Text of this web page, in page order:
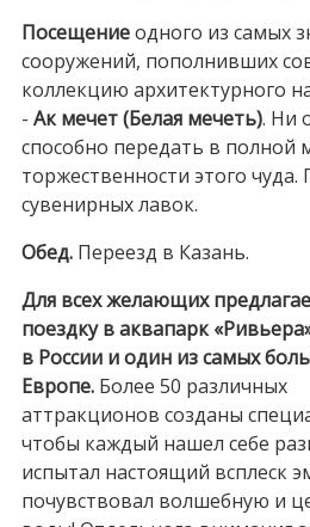
Посещениеодного из самых
сооружений, пополнивших
коллекцию архитектурного
- Ак мечет (Белая мечеть). Ни
способно передать в полной
торжественности этого
сувенирных лавок.
Обед. Переезд в Казань.
Для всех желающих
поездку в аквапарк
в России и один из самых
Европе. Более 50 различных
аттракционов созданы
чтобы каждый нашел себе
испытал настоящий всплеск
почувствовал волшебную и